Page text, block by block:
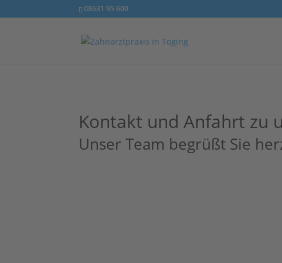
08631 95 600
Kontakt und Anfahrt zu
Unser Team begrüßt Sie